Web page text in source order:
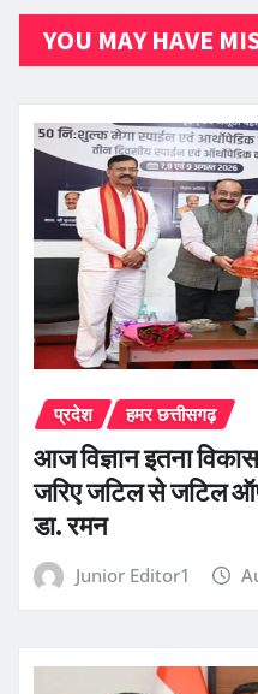
YOU MAY HAVE
प्रदेश हमर छत्तीसगढ़
आज विज्ञान इतना
जरिए जटिल से जटिल
डा. रमन
Junior Editor1